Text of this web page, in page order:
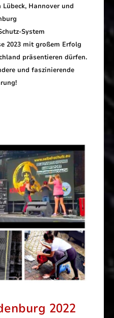
Hannover und
System
2023 mit großem Erfolg
präsentieren dürfen.
und faszinierende
2022